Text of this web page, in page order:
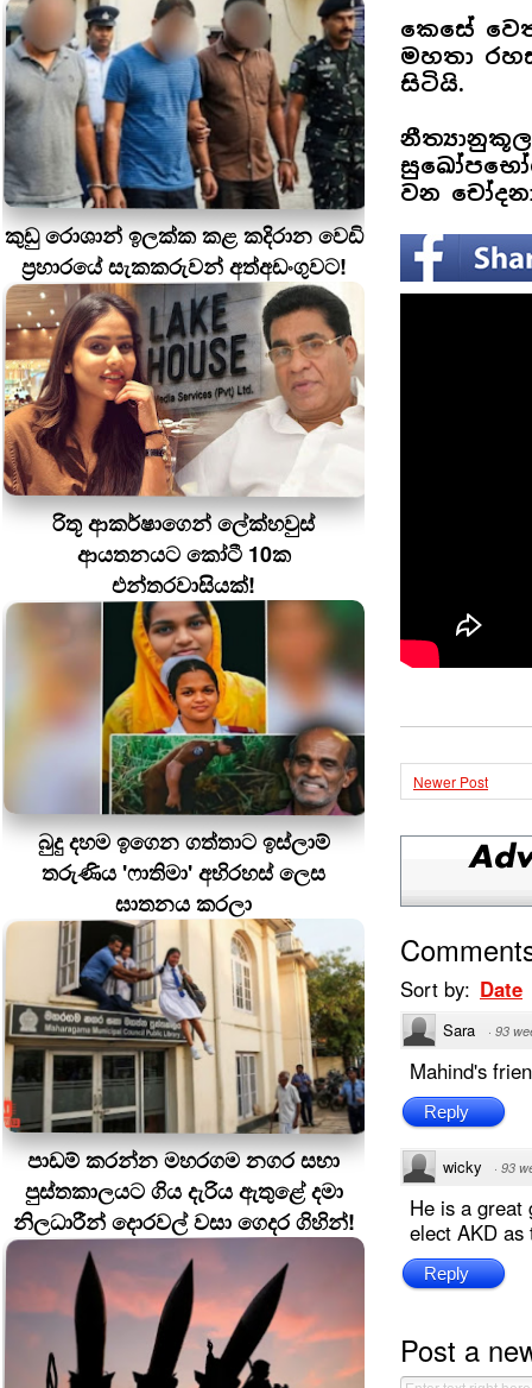
කුඩු රොශාන් ඉලක්ක කළ කදිරාන වෙඩි
ප්‍රහාරයේ සැකකරුවන් අත්අඩංගුවට!
රිතූ ආකර්ෂාගෙන් ලේක්හවුස්
ආයතනයට කෝටී 10ක
එන්තරවාසියක්!
බුදු දහම ඉගෙන ගත්තාට ඉස්ලාම්
තරුණිය 'ෆාතිමා' අභිරහස් ලෙස
ඝාතනය කරලා
පාඩම් කරන්න මහරගම නගර සභා
පුස්තකාලයට ගිය දැරිය ඇතුළේ දමා
නිලධාරීන් දොරවල් වසා ගෙදර ගිහින්!
කෙසේ
මහතා
සිටියි.
වන
Newer Post
Sort by: Date
Sara · 93
Mahind's
Reply
wicky · 93
He is a great
elect AKD as
Reply
Post a